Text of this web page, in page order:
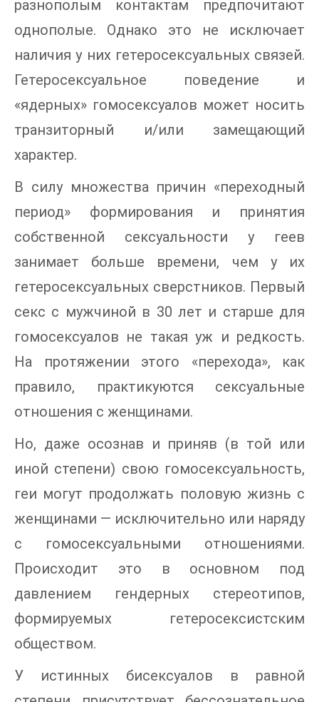
разнополым контактам предпочитают
однополые. Однако это не исключает
наличия у них гетеросексуальных связей.
Гетеросексуальное поведение и
«ядерных» гомосексуалов может носить
транзиторный и/или замещающий
характер.
В силу множества причин «переходный
период» формирования и принятия
собственной сексуальности у геев
занимает больше времени, чем у их
гетеросексуальных сверстников. Первый
секс с мужчиной в 30 лет и старше для
гомосексуалов не такая уж и редкость.
На протяжении этого «перехода», как
правило, практикуются сексуальные
отношения с женщинами.
Но, даже осознав и приняв (в той или
иной степени) свою гомосексуальность,
геи могут продолжать половую жизнь с
женщинами — исключительно или наряду
с гомосексуальными отношениями.
Происходит это в основном под
давлением гендерных стереотипов,
формируемых гетеросексистским
обществом.
У истинных бисексуалов в равной